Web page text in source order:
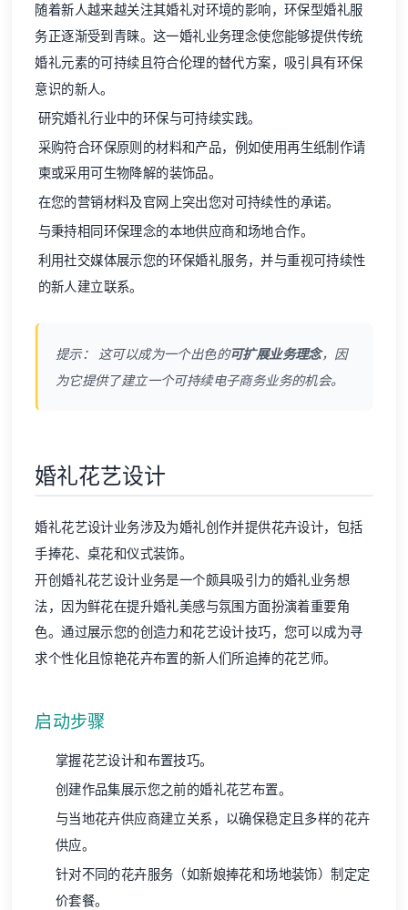
随着新人越来越关注其婚礼对环境的影响，环保型婚礼服
务正逐渐受到青睐。这一婚礼业务理念使您能够提供传统
婚礼元素的可持续且符合伦理的替代方案，吸引具有环保
意识的新人。
研究婚礼行业中的环保与可持续实践。
采购符合环保原则的材料和产品，例如使用再生纸制作请
柬或采用可生物降解的装饰品。
在您的营销材料及官网上突出您对可持续性的承诺。
与秉持相同环保理念的本地供应商和场地合作。
利用社交媒体展示您的环保婚礼服务，并与重视可持续性
的新人建立联系。
提示： 这可以成为一个出色的可扩展业务理念，因
为它提供了建立一个可持续电子商务业务的机会。
婚礼花艺设计
婚礼花艺设计业务涉及为婚礼创作并提供花卉设计，包括
手捧花、桌花和仪式装饰。
开创婚礼花艺设计业务是一个颇具吸引力的婚礼业务想
法，因为鲜花在提升婚礼美感与氛围方面扮演着重要角
色。通过展示您的创造力和花艺设计技巧，您可以成为寻
求个性化且惊艳花卉布置的新人们所追捧的花艺师。
启动步骤
掌握花艺设计和布置技巧。
创建作品集展示您之前的婚礼花艺布置。
与当地花卉供应商建立关系，以确保稳定且多样的花卉
供应。
针对不同的花卉服务（如新娘捧花和场地装饰）制定定
价套餐。